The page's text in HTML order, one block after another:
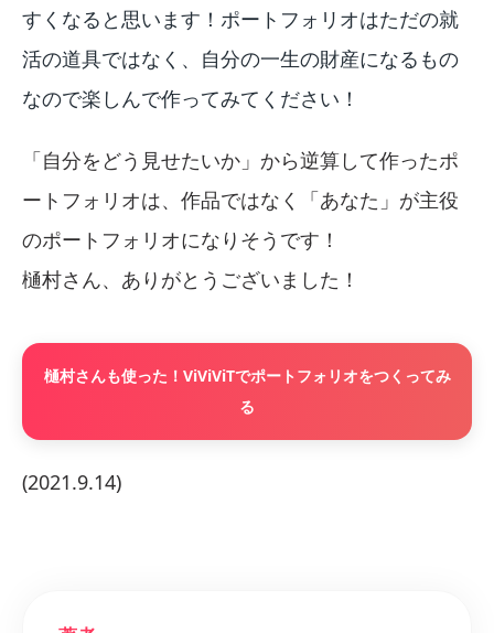
すくなると思います！ポートフォリオはただの就
活の道具ではなく、自分の一生の財産になるもの
なので楽しんで作ってみてください！
「自分をどう見せたいか」から逆算して作ったポ
ートフォリオは、作品ではなく「あなた」が主役
のポートフォリオになりそうです！
樋村さん、ありがとうございました！
樋村さんも使った！ViViViTでポートフォリオをつくってみ
る
(2021.9.14)